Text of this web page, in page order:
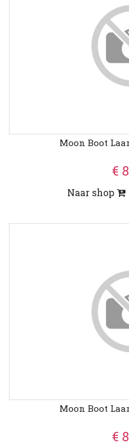
Moon Boot
€
Naar shop
Moon Boot
€